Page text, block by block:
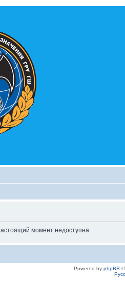
момент недоступна
Powered by phpBB